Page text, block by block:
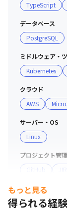
■ チーム詳細
・クラウドイ
ロダクトマネ
務）、dotData
SRE、dotData
業務と兼務）
点）
・全メンバー
ョンは日本語
ションを英語
・チームでミ
日本の午前に
・米国、日本
名以上｟2024
がら開発を進め
TypeScript
データベース
PostgreSQL
ミドルウェア・
Kubernetes
クラウド
AWS
サーバー・OS
Linux
プロジェクト管理
GitHub
コミュニケーショ
Slack
もっと見る
得られる経